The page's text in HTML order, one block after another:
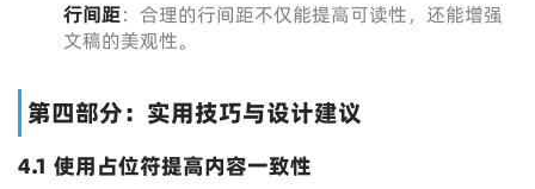
行间距：合理的行间距不仅能提高可读性，还能增强
文稿的美观性。
第四部分：实用技巧与设计建议
4.1 使用占位符提高内容一致性